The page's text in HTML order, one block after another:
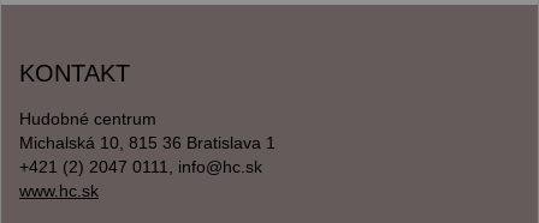
KONTAKT
Hudobné centrum
Michalská 10, 815 36 Bratislava 1
+421 (2) 2047 0111, info@hc.sk
www.hc.sk